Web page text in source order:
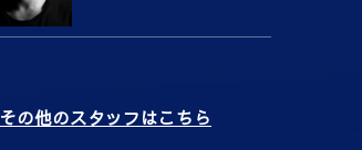
その他のスタッフはこちら